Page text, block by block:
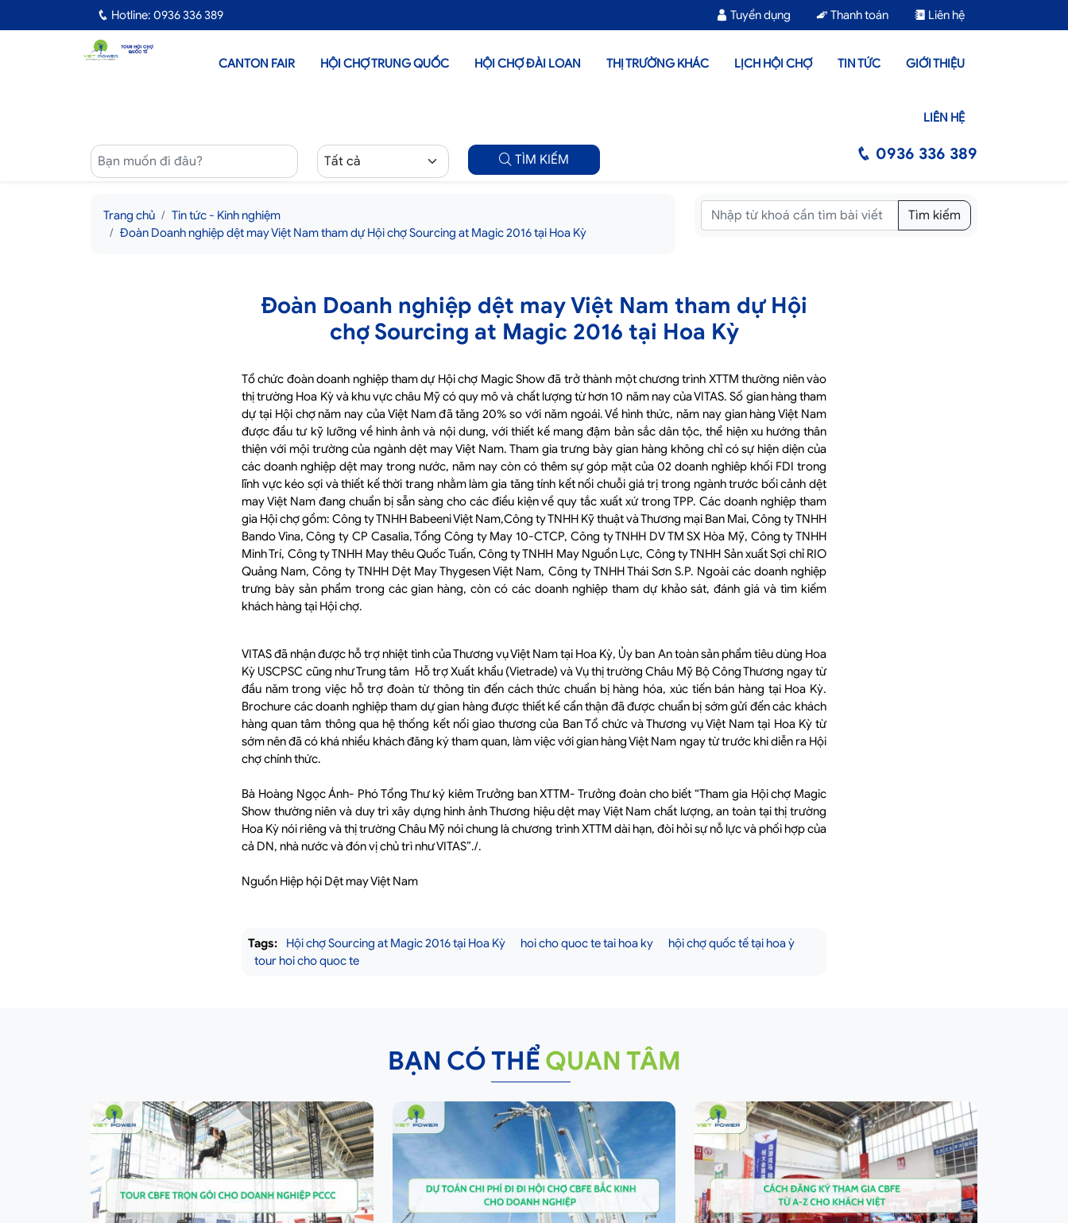
Hotline: 0936 336 389 Tuyển dụng Thanh toán Liên hệ
CANTON FAIR HỘI CHỢ TRUNG QUỐC HỘI CHỢ ĐÀI LOAN THỊ TRƯỜNG KHÁC LỊCH HỘI CHỢ TIN TỨC GIỚI THIỆU
LIÊN HỆ
TÌM KIẾM 0936 336 389
Trang chủ
Tin tức - Kinh nghiệm
Đoàn Doanh nghiệp dệt may Việt Nam tham dự Hội chợ Sourcing at Magic 2016 tại Hoa Kỳ
Tìm kiếm
Đoàn Doanh nghiệp dệt may Việt Nam tham dự Hội
chợ Sourcing at Magic 2016 tại Hoa Kỳ
Tổ chức đoàn doanh nghiệp tham dự Hội chợ Magic Show đã trở thành một chương trình XTTM thường niên vào
thị trường Hoa Kỳ và khu vực châu Mỹ có quy mô và chất lượng từ hơn 10 năm nay của VITAS. Số gian hàng tham
dự tại Hội chợ năm nay của Việt Nam đã tăng 20% so với năm ngoái. Về hình thức, năm nay gian hàng Việt Nam
được đầu tư kỹ lưỡng về hình ảnh và nội dung, với thiết kế mang đậm bản sắc dân tộc, thể hiện xu hướng thân
thiện với mội trường của ngành dệt may Việt Nam. Tham gia trưng bày gian hàng không chỉ có sự hiện diện của
các doanh nghiệp dệt may trong nước, năm nay còn có thêm sự góp mặt của 02 doanh nghiêp khối FDI trong
lĩnh vực kéo sợi và thiết kế thời trang nhằm làm gia tăng tính kết nối chuỗi giá trị trong ngành trước bối cảnh dệt
may Việt Nam đang chuẩn bị sẵn sàng cho các điều kiện về quy tắc xuất xứ trong TPP. Các doanh nghiệp tham
gia Hội chợ gồm: Công ty TNHH Babeeni Việt Nam,Công ty TNHH Kỹ thuật và Thương mại Ban Mai, Công ty TNHH
Bando Vina, Công ty CP Casalia, Tổng Công ty May 10-CTCP, Công ty TNHH DV TM SX Hòa Mỹ, Công ty TNHH
Minh Trí, Công ty TNHH May thêu Quốc Tuấn, Công ty TNHH May Nguồn Lực, Công ty TNHH Sản xuất Sợi chỉ RIO
Quảng Nam, Công ty TNHH Dệt May Thygesen Việt Nam, Công ty TNHH Thái Sơn S.P. Ngoài các doanh nghiệp
trưng bày sản phẩm trong các gian hàng, còn có các doanh nghiệp tham dự khảo sát, đánh giá và tìm kiếm
khách hàng tại Hội chợ.
VITAS đã nhận được hỗ trợ nhiệt tình của Thương vụ Việt Nam tại Hoa Kỳ, Ủy ban An toàn sản phẩm tiêu dùng Hoa
Kỳ USCPSC cũng như Trung tâm Hỗ trợ Xuất khẩu (Vietrade) và Vụ thị trường Châu Mỹ Bộ Công Thương ngay từ
đầu năm trong việc hỗ trợ đoàn từ thông tin đến cách thức chuẩn bị hàng hóa, xúc tiến bán hàng tại Hoa Kỳ.
Brochure các doanh nghiệp tham dự gian hàng được thiết kế cẩn thận đã được chuẩn bị sớm gửi đến các khách
hàng quan tâm thông qua hệ thống kết nối giao thương của Ban Tổ chức và Thương vụ Việt Nam tại Hoa Kỳ từ
sớm nên đã có khá nhiều khách đăng ký tham quan, làm việc với gian hàng Việt Nam ngay từ trước khi diễn ra Hội
chợ chính thức.
Bà Hoàng Ngọc Ánh- Phó Tổng Thư ký kiêm Trưởng ban XTTM- Trưởng đoàn cho biết “Tham gia Hội chợ Magic
Show thường niên và duy trì xây dựng hình ảnh Thương hiệu dệt may Việt Nam chất lượng, an toàn tại thị trường
Hoa Kỳ nói riêng và thị trường Châu Mỹ nói chung là chương trình XTTM dài hạn, đòi hỏi sự nỗ lực và phối hợp của
cả DN, nhà nước và đón vị chủ trì như VITAS”./.
Nguồn Hiệp hội Dệt may Việt Nam
Tags: Hội chợ Sourcing at Magic 2016 tại Hoa Kỳ hoi cho quoc te tai hoa ky
hội chợ quốc tế tại hoa ỳ
tour hoi cho quoc te
BẠN CÓ THỂ QUAN TÂM